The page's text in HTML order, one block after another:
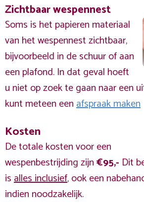
Zichtbaar wespennest
Soms is het papieren materiaal
van het wespennest zichtbaar,
bijvoorbeeld in de schuur of aan
een plafond. In dat geval hoeft
u niet op zoek te gaan naar een
kunt meteen eenafspraak maken
Kosten
De totale kosten voor een
wespenbestrijding zijn€95,- Dit
isalles inclusief, ook een
indien noodzakelijk.